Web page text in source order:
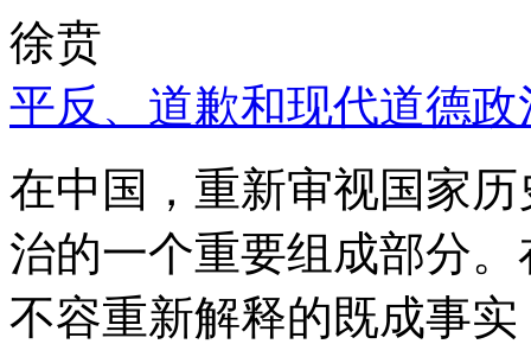
徐贲
平反、道歉和现代道德政
在中国，重新审视国家
治的一个重要组成部分
不容重新解释的既成事